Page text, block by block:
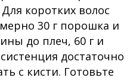
коротких волос
30 г порошка и
до плеч, 60 г и
достаточно
с кисти. Готовьте